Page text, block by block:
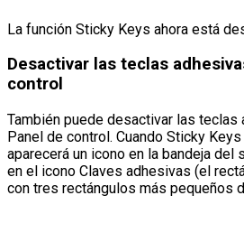
La función Sticky Keys ahora está
Desactivar las teclas
control
También puede desactivar las
Panel de control. Cuando Sticky
aparecerá un icono en la bandeja del
en el icono Claves adhesivas (el
con tres rectángulos más pequeños